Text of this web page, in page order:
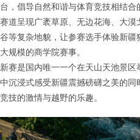
台，倡导自然和谐与体育竞技相结合
赛道呈现广袤草原、无边花海、大
谷等复杂地貌，让参赛选手体验新
大规模的商学院赛事。
新赛是国内唯一一个在天山天池景
中沉浸式感受新疆震撼磅礴之美的
竞技的激情与越野的乐趣。